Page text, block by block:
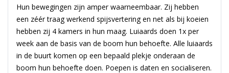
Hun bewegingen zijn amper waarneembaar. Zij hebben
een zéér traag werkend spijsvertering en net als bij koeien
hebben zij 4 kamers in hun maag. Luiaards doen 1x per
week aan de basis van de boom hun behoefte. Alle luiaards
in de buurt komen op een bepaald plekje onderaan de
boom hun behoefte doen. Poepen is daten en socialiseren.